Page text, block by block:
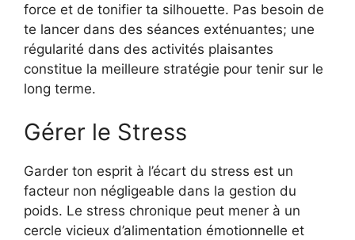
force et de tonifier ta silhouette. Pas besoin de
te lancer dans des séances exténuantes; une
régularité dans des activités plaisantes
constitue la meilleure stratégie pour tenir sur le
long terme.
Gérer le Stress
Garder ton esprit à l’écart du stress est un
facteur non négligeable dans la gestion du
poids. Le stress chronique peut mener à un
cercle vicieux d’alimentation émotionnelle et